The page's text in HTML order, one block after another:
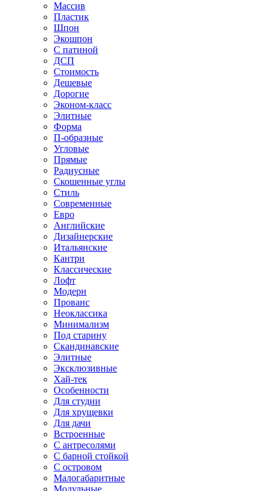
Массив
Пластик
Шпон
Экошпон
С патиной
ДСП
Стоимость
Дешевые
Дорогие
Эконом-класс
Элитные
Форма
П-образные
Угловые
Прямые
Радиусные
Скошенные углы
Стиль
Современные
Евро
Английские
Дизайнерские
Итальянские
Кантри
Классические
Лофт
Модерн
Прованс
Неоклассика
Минимализм
Под старину
Скандинавские
Элитные
Эксклюзивные
Хай-тек
Особенности
Для студии
Для хрущевки
Для дачи
Встроенные
С антресолями
С барной стойкой
С островом
Малогабаритные
Модульные